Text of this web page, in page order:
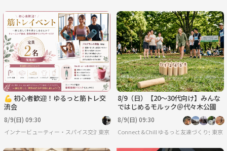
💪 初心者歓迎！ゆるっと筋トレ交
流会
8/9(日) 09:30
インナービューティー・スパイス交流会🍛🌿
東京
8/9（日）【20～30代向け】みんな
ではじめるモルック＠代々木公園
8/9(日) 09:30
Connect &Chill ゆるっと友達づくり会東京